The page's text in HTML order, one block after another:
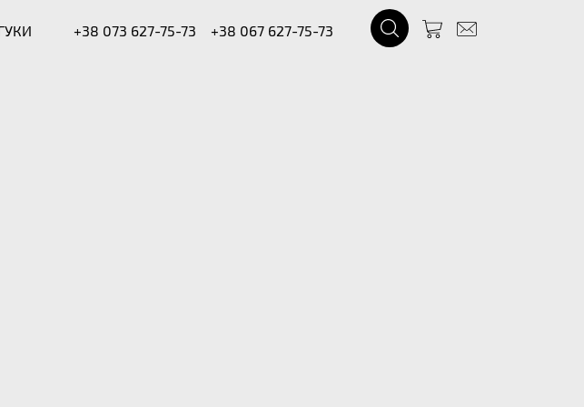
+38 073 627-75-73
+38 067 627-75-73